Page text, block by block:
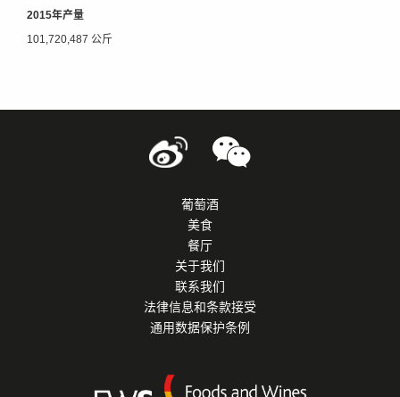
2015年产量
101,720,487 公斤
葡萄酒
美食
餐厅
关于我们
联系我们
法律信息和条款接受
通用数据保护条例